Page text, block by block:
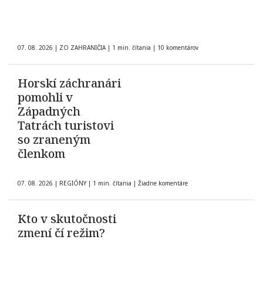
07. 08. 2026 | ZO ZAHRANIČIA | 1 min. čítania | 10 komentárov
Horskí záchranári
pomohli v
Západných
Tatrách turistovi
so zraneným
členkom
07. 08. 2026 | REGIÓNY | 1 min. čítania | Žiadne komentáre
Kto v skutočnosti
zmení čí režim?